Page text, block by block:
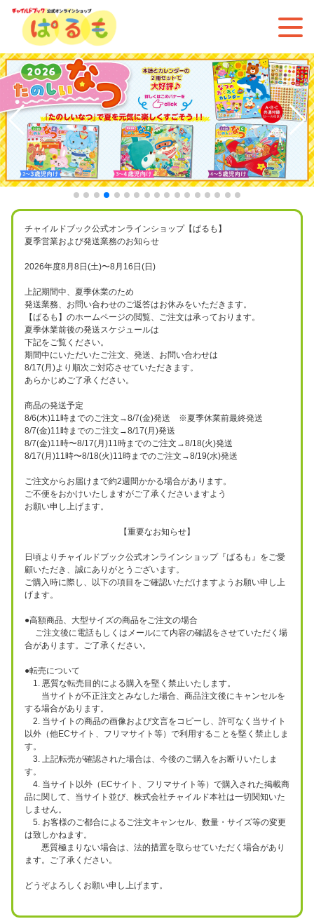
チャイルドブック公式オンラインショップ【ぱるも】
夏季営業および発送業務のお知らせ
2026年度8月8日(土)〜8月16日(日)
上記期間中、夏季休業のため
発送業務、お問い合わせのご返答はお休みをいただきます。
【ぱるも】のホームページの閲覧、ご注文は承っております。
夏季休業前後の発送スケジュールは
下記をご覧ください。
期間中にいただいたご注文、発送、お問い合わせは
8/17(月)より順次ご対応させていただきます。
あらかじめご了承ください。
商品の発送予定
8/6(木)11時までのご注文→8/7(金)発送 ※夏季休業前最終発送
8/7(金)11時までのご注文→8/17(月)発送
8/7(金)11時〜8/17(月)11時までのご注文→8/18(火)発送
8/17(月)11時〜8/18(火)11時までのご注文→8/19(水)発送
ご注文からお届けまで約2週間かかる場合があります。
ご不便をおかけいたしますがご了承くださいますよう
お願い申し上げます。
【重要なお知らせ】
日頃よりチャイルドブック公式オンラインショップ『ぱるも』をご愛
顧いただき、誠にありがとうございます。
ご購入時に際し、以下の項目をご確認いただけますようお願い申し上
げます。
●高額商品、大型サイズの商品をご注文の場合
ご注文後に電話もしくはメールにて内容の確認をさせていただく場
合があります。ご了承ください。
●転売について
1. 悪質な転売目的による購入を堅く禁止いたします。
当サイトが不正注文とみなした場合、商品注文後にキャンセルを
する場合があります。
2. 当サイトの商品の画像および文言をコピーし、許可なく当サイト
以外（他ECサイト、フリマサイト等）で利用することを堅く禁止しま
す。
3. 上記転売が確認された場合は、今後のご購入をお断りいたしま
す。
4. 当サイト以外（ECサイト、フリマサイト等）で購入された掲載商
品に関して、当サイト並び、株式会社チャイルド本社は一切関知いた
しません。
5. お客様のご都合によるご注文キャンセル、数量・サイズ等の変更
は致しかねます。
悪質極まりない場合は、法的措置を取らせていただく場合があり
ます。ご了承ください。
どうぞよろしくお願い申し上げます。